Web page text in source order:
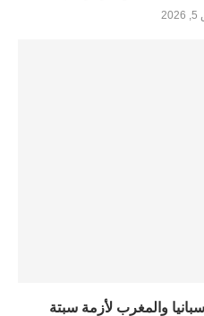
والمغرب لأزمة سبتة